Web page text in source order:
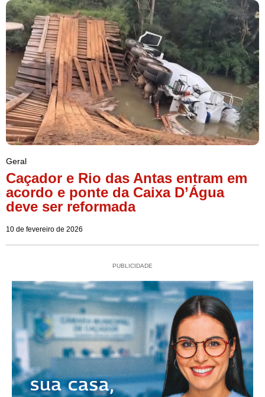
Geral
Caçador e Rio das Antas entram em
acordo e ponte da Caixa D’Água
deve ser reformada
10 de fevereiro de 2026
PUBLICIDADE